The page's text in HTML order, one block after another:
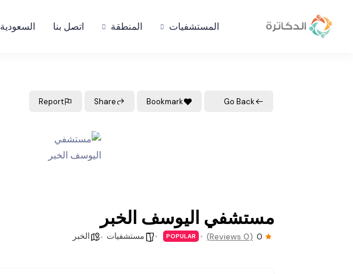
المستشفيات المنطقة اتصل بنا السعودية
Go Back
Bookmark
Share
Report
مستشفي اليوسف الخبر
0
(0 Reviews)
POPULAR مستشفيات الخبر